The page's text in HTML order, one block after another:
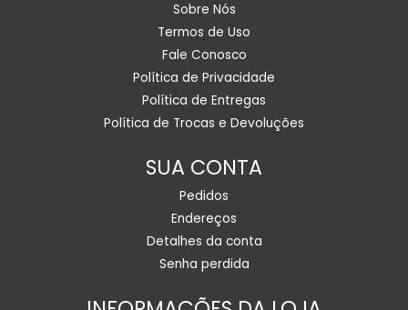
Sobre Nós
Termos de Uso
Fale Conosco
Política de Privacidade
Política de Entregas
Política de Trocas e Devoluções
SUA CONTA
Pedidos
Endereços
Detalhes da conta
Senha perdida